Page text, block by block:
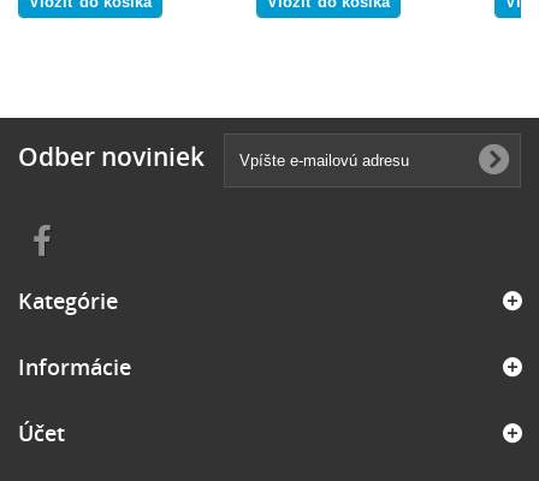
Odber noviniek
Kategórie
Informácie
Účet